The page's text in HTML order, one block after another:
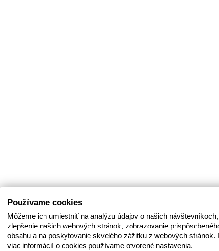
Používame cookies
Môžeme ich umiestniť na analýzu údajov o našich
zlepšenie našich webových stránok, zobrazovanie
obsahu a na poskytovanie skvelého zážitku z webových stránok.
viac informácií o cookies používame otvorené nastavenia.